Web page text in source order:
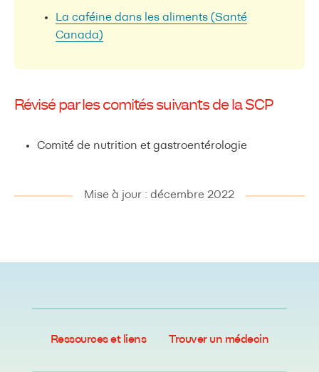
La caféine dans les aliments (Santé
Canada)
Révisé par les comités suivants de la SCP
Comité de nutrition et gastroentérologie
Mise à jour : décembre 2022
Ressources et liens Trouver un médecin